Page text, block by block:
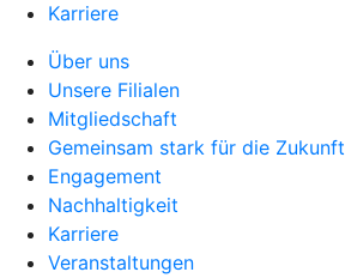
Karriere
Über uns
Unsere Filialen
Mitgliedschaft
Gemeinsam stark für die Zukunft
Engagement
Nachhaltigkeit
Karriere
Veranstaltungen